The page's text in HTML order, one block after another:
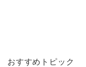
おすすめトピック